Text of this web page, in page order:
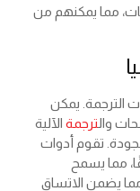
مما يمكنهم من
الترجمة. يمكن
والترجمة الآلية
تقوم أدوات
مما يسمح
مما يضمن الاتساق